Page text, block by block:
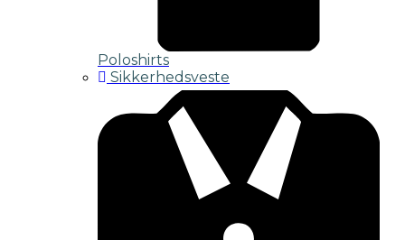
Poloshirts
Sikkerhedsveste